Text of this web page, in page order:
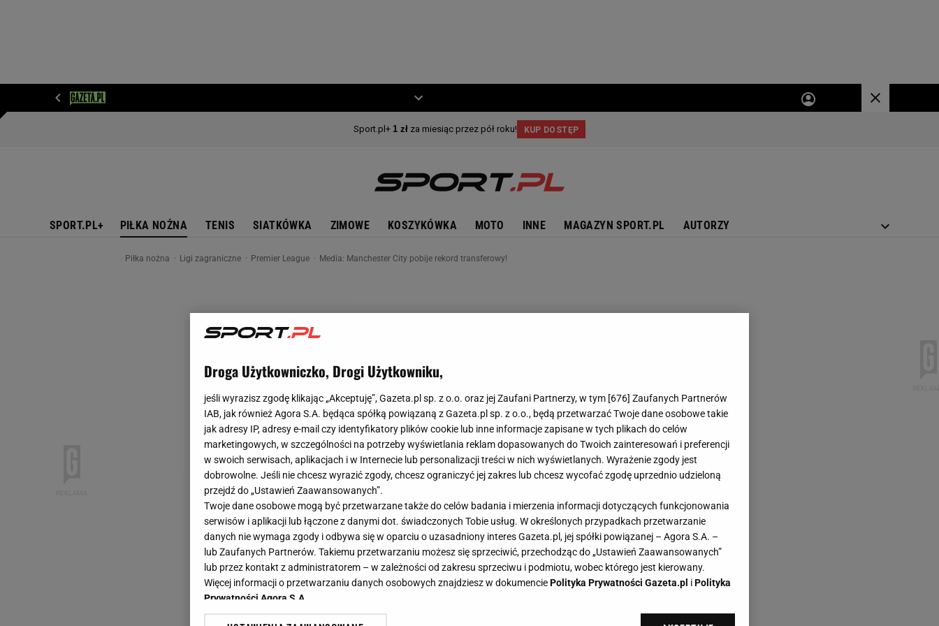
SPORT.PL+ PIŁKA NOŻNA TENIS SIATKÓWKA ZIMOWE KOSZYKÓWKA MOTO INNE MAGAZYN SPORT.PL AUTORZY
Piłka nożna Ligi zagraniczne Premier League Media: Manchester City pobije rekord transferowy!
Droga Użytkowniczko, Drogi Użytkowniku,
jeśli wyrazisz zgodę klikając „Akceptuję”, Gazeta.pl sp. z o.o. oraz jej Zaufani Partnerzy, w tym [676] Zaufanych Partnerów
IAB, jak również Agora S.A. będąca spółką powiązaną z Gazeta.pl sp. z o.o., będą przetwarzać Twoje dane osobowe takie
jak adresy IP, adresy e-mail czy identyfikatory plików cookie lub inne informacje zapisane w tych plikach do celów
marketingowych, w szczególności na potrzeby wyświetlania reklam dopasowanych do Twoich zainteresowań i preferencji
w swoich serwisach, aplikacjach i w Internecie lub personalizacji treści w nich wyświetlanych. Wyrażenie zgody jest
dobrowolne. Jeśli nie chcesz wyrazić zgody, chcesz ograniczyć jej zakres lub chcesz wycofać zgodę uprzednio udzieloną
przejdź do „Ustawień Zaawansowanych”.
Twoje dane osobowe mogą być przetwarzane także do celów badania i mierzenia informacji dotyczących funkcjonowania
serwisów i aplikacji lub łączone z danymi dot. świadczonych Tobie usług. W określonych przypadkach przetwarzanie
danych nie wymaga zgody i odbywa się w oparciu o uzasadniony interes Gazeta.pl, jej spółki powiązanej – Agora S.A. –
lub Zaufanych Partnerów. Takiemu przetwarzaniu możesz się sprzeciwić, przechodząc do „Ustawień Zaawansowanych”
lub przez kontakt z administratorem – w zależności od zakresu sprzeciwu i podmiotu, wobec którego jest kierowany.
Więcej informacji o przetwarzaniu danych osobowych znajdziesz w dokumenciePolityka Prywatności Gazeta.pl iPolityka
Prywatności Agora S.A.